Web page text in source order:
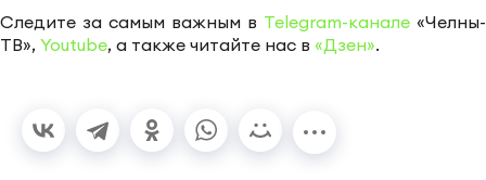
Следите за самым важным в Telegram-канале «Челны-
ТВ», Youtube, а также читайте нас в «Дзен».